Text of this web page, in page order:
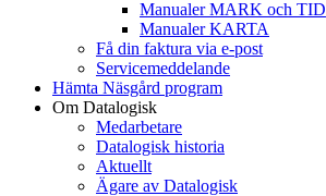
Manualer MARK och TID
Manualer KARTA
Få din faktura via e-post
Servicemeddelande
Hämta Näsgård program
Om Datalogisk
Medarbetare
Datalogisk historia
Aktuellt
Ägare av Datalogisk